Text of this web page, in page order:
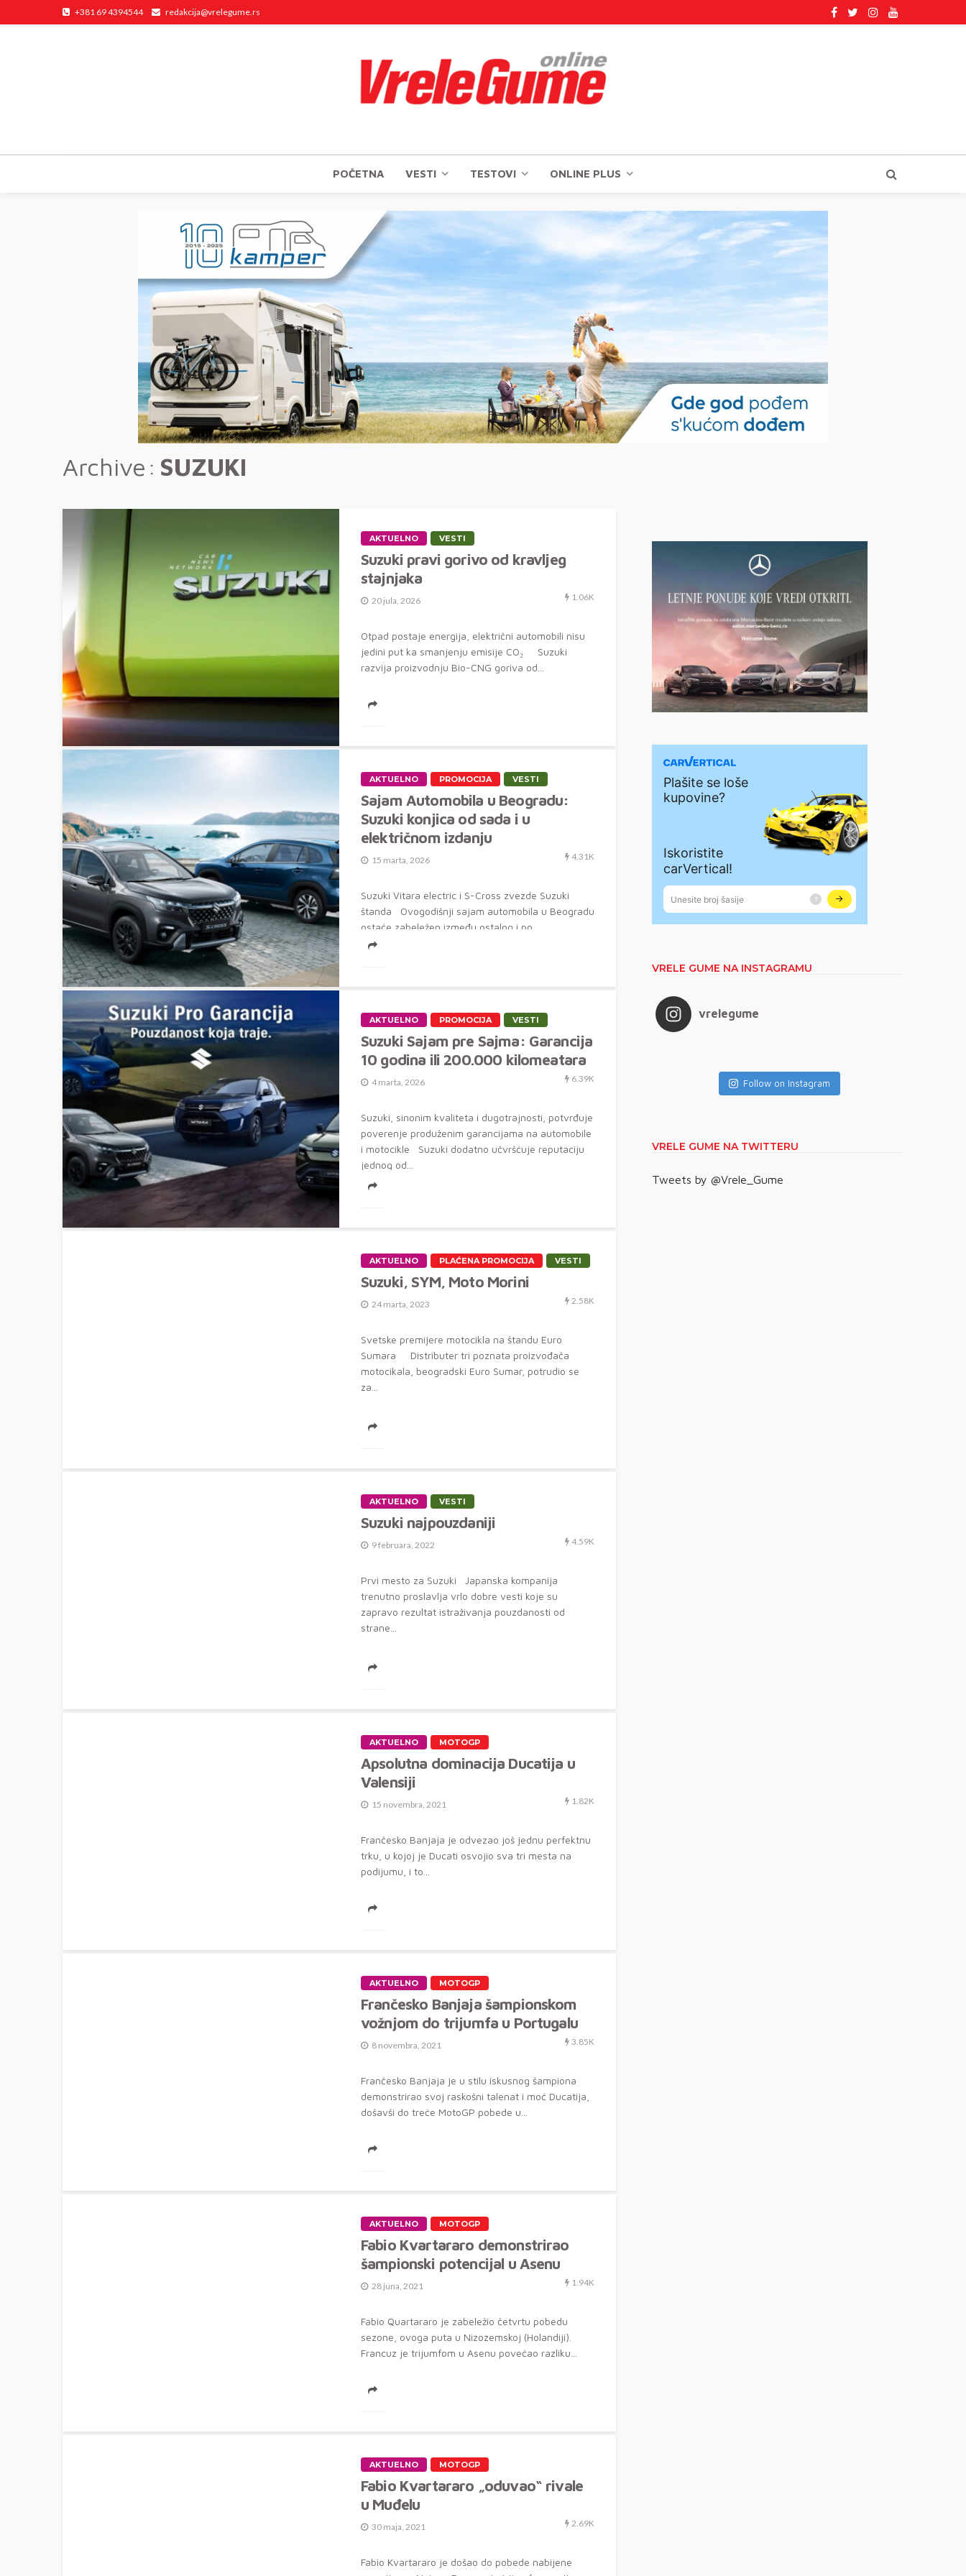
+381 69 4394544 redakcija@vrelegume.rs
POČETNA VESTI TESTOVI ONLINE PLUS
Archive SUZUKI
AKTUELNO VESTI
Suzuki pravi gorivo od kravljeg
stajnjaka
20 jula, 2026 1.06K
Otpad postaje energija, električni automobili nisu
jedini put ka smanjenju emisije CO₂ Suzuki
razvija proizvodnju Bio-CNG goriva od...
AKTUELNO PROMOCIJA VESTI
Sajam Automobila u Beogradu:
Suzuki konjica od sada i u
električnom izdanju
15 marta, 2026 4.31K
Suzuki Vitara electric i S-Cross zvezde Suzuki
štanda Ovogodišnji sajam automobila u Beogradu
ostaće zabeležen između ostalog i po...
AKTUELNO PROMOCIJA VESTI
Suzuki Sajam pre Sajma: Garancija
10 godina ili 200.000 kilomeatara
4 marta, 2026 6.39K
Suzuki, sinonim kvaliteta i dugotrajnosti, potvrđuje
poverenje produženim garancijama na automobile
i motocikle Suzuki dodatno učvršćuje reputaciju
jednog od...
AKTUELNO PLAĆENA PROMOCIJA VESTI
Suzuki, SYM, Moto Morini
24 marta, 2023 2.58K
Svetske premijere motocikla na štandu Euro
Sumara Distributer tri poznata proizvođača
motocikala, beogradski Euro Sumar, potrudio se
za...
AKTUELNO VESTI
Suzuki najpouzdaniji
9 februara, 2022 4.59K
Prvi mesto za Suzuki Japanska kompanija
trenutno proslavlja vrlo dobre vesti koje su
zapravo rezultat istraživanja pouzdanosti od
strane...
AKTUELNO MOTOGP
Apsolutna dominacija Ducatija u
Valensiji
15 novembra, 2021 1.82K
Frančesko Banjaja je odvezao još jednu perfektnu
trku, u kojoj je Ducati osvojio sva tri mesta na
podijumu, i to...
AKTUELNO MOTOGP
Frančesko Banjaja šampionskom
vožnjom do trijumfa u Portugalu
8 novembra, 2021 3.85K
Frančesko Banjaja je u stilu iskusnog šampiona
demonstrirao svoj raskošni talenat i moć Ducatija,
došavši do treće MotoGP pobede u...
AKTUELNO MOTOGP
Fabio Kvartararo demonstrirao
šampionski potencijal u Asenu
28 juna, 2021 1.94K
Fabio Quartararo je zabeležio četvrtu pobedu
sezone, ovoga puta u Nizozemskoj (Holandiji).
Francuz je trijumfom u Asenu povećao razliku...
AKTUELNO MOTOGP
Fabio Kvartararo „oduvao“ rivale
u Muđelu
30 maja, 2021 2.69K
Fabio Kvartararo je došao do pobede nabijene
VRELE GUME NA INSTAGRAMU
vrelegume
Follow on Instagram
VRELE GUME NA TWITTERU
Tweets by @Vrele_Gume